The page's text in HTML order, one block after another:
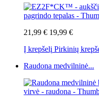
21,99 € 19,99 €
Į krepšelį Pirkinių
Raudona medvilninė...